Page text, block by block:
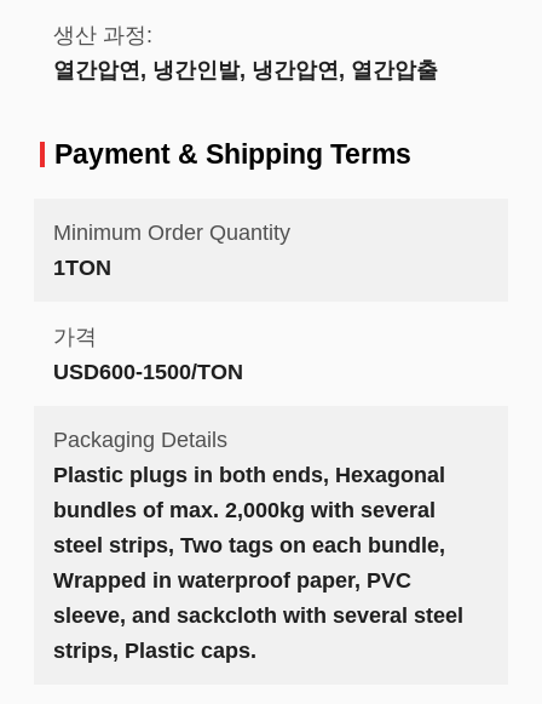
생산 과정:
열간압연, 냉간인발, 냉간압연, 열간압출
Payment & Shipping Terms
Minimum Order Quantity
1TON
가격
USD600-1500/TON
Packaging Details
Plastic plugs in both ends, Hexagonal
bundles of max. 2,000kg with several
steel strips, Two tags on each bundle,
Wrapped in waterproof paper, PVC
sleeve, and sackcloth with several steel
strips, Plastic caps.